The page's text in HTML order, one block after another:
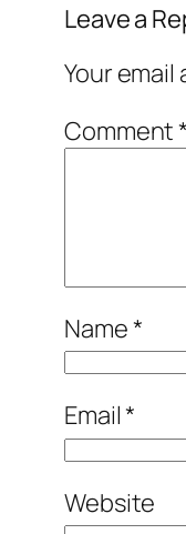
Leave a
Your
Comment*
Name*
Email*
Website